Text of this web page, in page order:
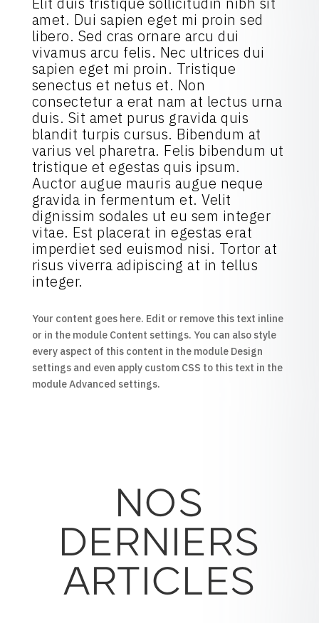
amet. Dui sapien eget mi proin sed
libero. Sed cras ornare arcu dui
vivamus arcu felis. Nec ultrices dui
sapien eget mi proin. Tristique
senectus et netus et. Non
consectetur a erat nam at lectus urna
duis. Sit amet purus gravida quis
blandit turpis cursus. Bibendum at
varius vel pharetra. Felis bibendum ut
tristique et egestas quis ipsum.
Auctor augue mauris augue neque
gravida in fermentum et. Velit
dignissim sodales ut eu sem integer
vitae. Est placerat in egestas erat
imperdiet sed euismod nisi. Tortor at
risus viverra adipiscing at in tellus
integer.
Your content goes here. Edit or remove this text inline
or in the module Content settings. You can also style
every aspect of this content in the module Design
settings and even apply custom CSS to this text in the
module Advanced settings.
NOS
DERNIERS
ARTICLES